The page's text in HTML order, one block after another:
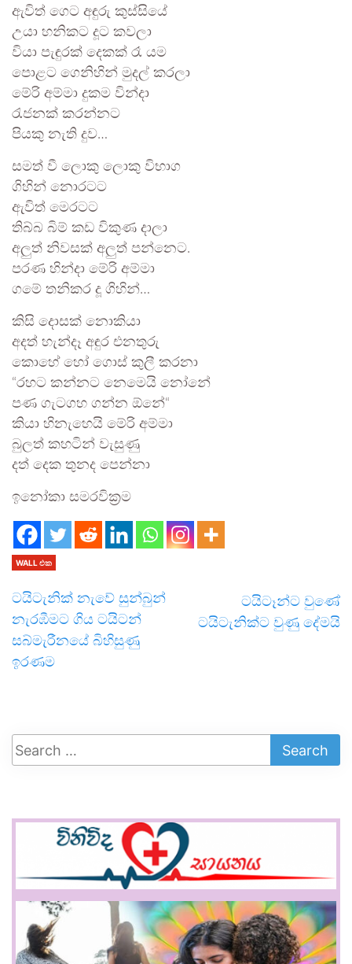
ඇවිත් ගෙට අඳුරු කුස්සියේ
උයා හනිකට දූට කවලා
වියා පැඳුරක් දෙකක් රෑ යම
පොළට ගෙනිහින් මුදල් කරලා
මේරි අම්මා දුකම වින්දා
රැජනක් කරන්නට
පියකු නැති දුව…
සමත් වී ලොකු ලොකු විභාග
ගිහින් නොරටට
ඇවිත් මෙරටට
තිබ්බ බිම් කඩ විකුණ දාලා
අලුත් නිවසක් අලුත් පන්නෙට.
පරණ හින්දා මේරි අම්මා
ගමේ තනිකර දූ ගිහින්…
කිසි දොසක් නොකියා
අදත් හැන්දෑ අඳුර එනතුරු
කොහේ හෝ ගොස් කුලී කරනා
“රහට කන්නට නෙමෙයි නෝනේ
පණ ගැටගහ ගන්න ඕනේ“
කියා හිනැහෙයි මේරි අම්මා
බුලත් කහටින් වැසුණු
දත් දෙක තුනද පෙන්නා
ඉනෝකා සමරවික්‍රම
WALL එක
ටයිටැනික් නැවේ සුන්බුන්
නැරඹීමට ගිය ටයිටන්
සබ්මැරීනයේ බිහිසුණු
ඉරණම
ටයිටෑන්ට වුණේ
ටයිටැනික්ට වුණු දේමයි